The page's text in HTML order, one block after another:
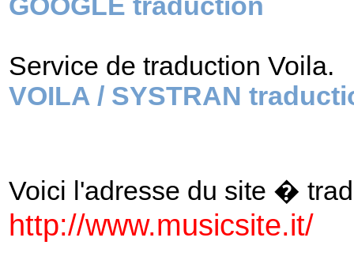
GOOGLE traduction
Service de traduction Voila.
VOILA / SYSTRAN
Voici l'adresse du site �
http://www.musicsite.it/